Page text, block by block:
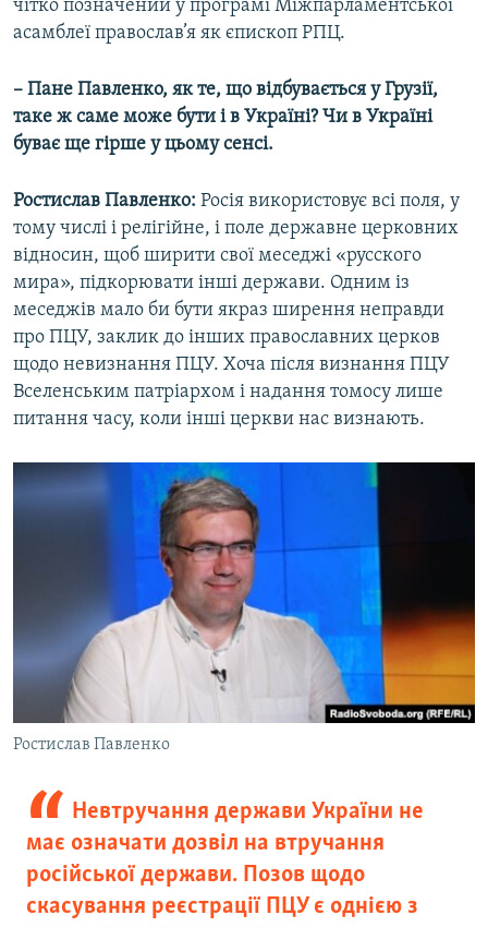
чітко позначений у програмі Міжпарламентської
асамблеї православ’я як єпископ РПЦ.
– Пане Павленко, як те, що відбувається у Грузії,
таке ж саме може бути і в Україні? Чи в Україні
буває ще гірше у цьому сенсі.
Ростислав Павленко: Росія використовує всі поля, у
тому числі і релігійне, і поле державне церковних
відносин, щоб ширити свої меседжі «русского
мира», підкорювати інші держави. Одним із
меседжів мало би бути якраз ширення неправди
про ПЦУ, заклик до інших православних церков
щодо невизнання ПЦУ. Хоча після визнання ПЦУ
Вселенським патріархом і надання томосу лише
питання часу, коли інші церкви нас визнають.
Ростислав Павленко
Невтручання держави України не
має означати дозвіл на втручання
російської держави. Позов щодо
скасування реєстрації ПЦУ є однією з